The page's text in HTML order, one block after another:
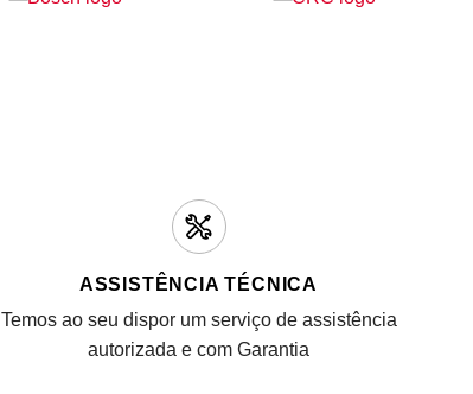
ASSISTÊNCIA TÉCNICA
Temos ao seu dispor um serviço de assistência
autorizada e com Garantia